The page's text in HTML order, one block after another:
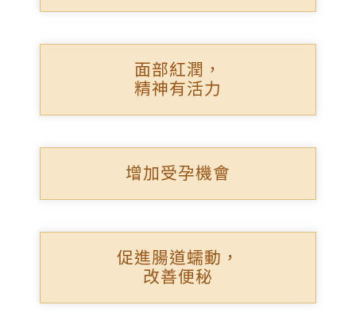
面部紅潤，
精神有活力
增加受孕機會
促進腸道蠕動，
改善便秘